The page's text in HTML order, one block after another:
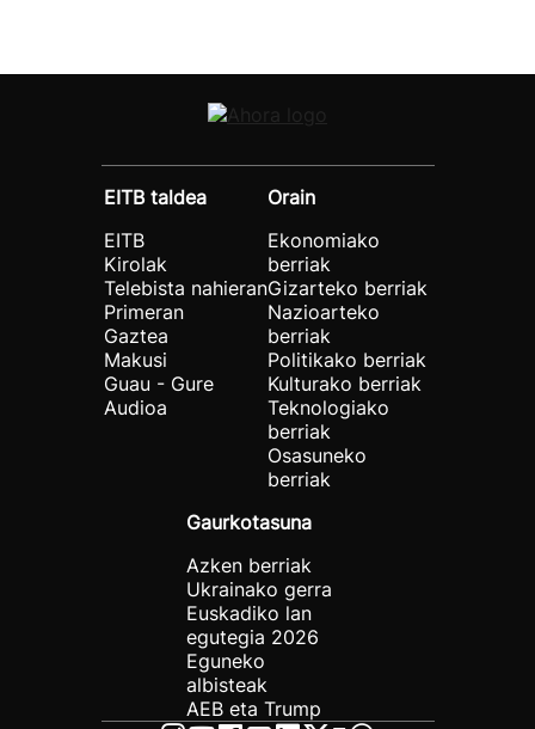
EITB taldea
EITB
Kirolak
Telebista nahieran
Primeran
Gaztea
Makusi
Guau - Gure
Audioa
Orain
Ekonomiako
berriak
Gizarteko berriak
Nazioarteko
berriak
Politikako berriak
Kulturako berriak
Teknologiako
berriak
Osasuneko
berriak
Gaurkotasuna
Azken berriak
Ukrainako gerra
Euskadiko lan
egutegia 2026
Eguneko
albisteak
AEB eta Trump